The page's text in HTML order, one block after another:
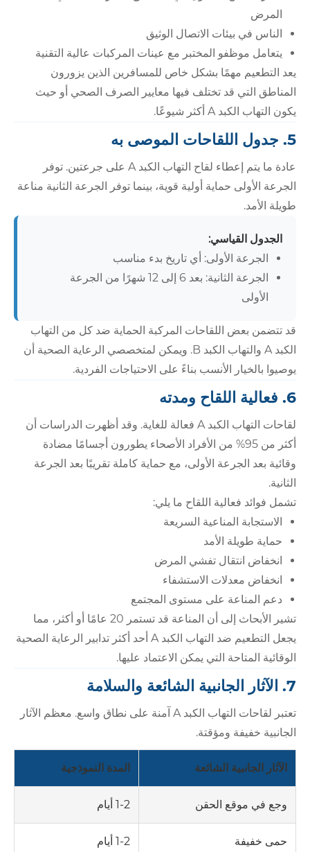
المرض
الناس في بيئات الاتصال الوثيق
يتعامل موظفو المختبر مع عينات المركبات عالية التقنية
يعد التطعيم مهمًا بشكل خاص للمسافرين الذين يزورون
المناطق التي قد تختلف فيها معايير الصرف الصحي أو حيث
يكون التهاب الكبد A أكثر شيوعًا.
5. جدول اللقاحات الموصى به
عادة ما يتم إعطاء لقاح التهاب الكبد A على جرعتين. توفر
الجرعة الأولى حماية أولية قوية، بينما توفر الجرعة الثانية مناعة
طويلة الأمد.
الجدول القياسي:
الجرعة الأولى: أي تاريخ بدء مناسب
الجرعة الثانية: بعد 6 إلى 12 شهرًا من الجرعة
الأولى
قد تتضمن بعض اللقاحات المركبة الحماية ضد كل من التهاب
الكبد A والتهاب الكبد B. ويمكن لمتخصصي الرعاية الصحية أن
يوصيوا بالخيار الأنسب بناءً على الاحتياجات الفردية.
6. فعالية اللقاح ومدته
لقاحات التهاب الكبد A فعالة للغاية. وقد أظهرت الدراسات أن
أكثر من 95% من الأفراد الأصحاء يطورون أجسامًا مضادة
وقائية بعد الجرعة الأولى، مع حماية كاملة تقريبًا بعد الجرعة
الثانية.
تشمل فوائد فعالية اللقاح ما يلي:
الاستجابة المناعية السريعة
حماية طويلة الأمد
انخفاض انتقال تفشي المرض
انخفاض معدلات الاستشفاء
دعم المناعة على مستوى المجتمع
تشير الأبحاث إلى أن المناعة قد تستمر 20 عامًا أو أكثر، مما
يجعل التطعيم ضد التهاب الكبد A أحد أكثر تدابير الرعاية الصحية
الوقائية المتاحة التي يمكن الاعتماد عليها.
7. الآثار الجانبية الشائعة والسلامة
تعتبر لقاحات التهاب الكبد A آمنة على نطاق واسع. معظم الآثار
الجانبية خفيفة ومؤقتة.
الآثار الجانبية الشائعة المدة النموذجية
وجع في موقع الحقن 1-2 أيام
حمى خفيفة 1-2 أيام